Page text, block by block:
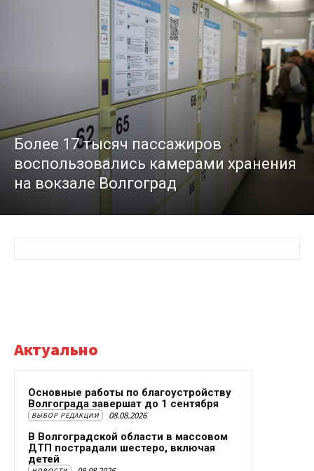
Более 17 тысяч пассажиров
воспользовались камерами хранения
на вокзале Волгоград
Актуально
Основные работы по благоустройству
Волгограда завершат до 1 сентября
ВЫБОР РЕДАКЦИИ 08.08.2026
В Волгоградской области в массовом
ДТП пострадали шестеро, включая
детей